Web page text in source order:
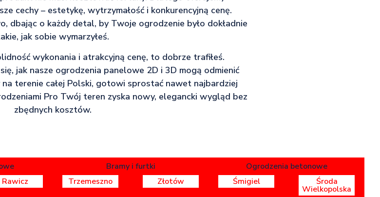
cechy – estetykę, wytrzymałość i konkurencyjną cenę.
dbając o każdy detal, by Twoje ogrodzenie było dokładnie
jak sobie wymarzyłeś.
wykonania i atrakcyjną cenę, to dobrze trafiłeś.
jak nasze ogrodzenia panelowe 2D i 3D mogą odmienić
terenie całej Polski, gotowi sprostać nawet najbardziej
Pro Twój teren zyska nowy, elegancki wygląd bez
zbędnych kosztów.
Rawicz
Bramy i furtki
Trzemeszno
Złotów
Ogrodzenia betonowe
Śmigiel
Środa
Wielkopolska